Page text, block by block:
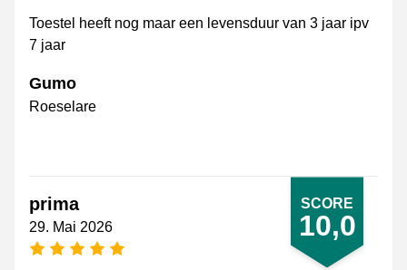
Toestel heeft nog maar een levensduur van 3 jaar ipv
7 jaar
Gumo
Roeselare
SCORE
10,0
prima
29. Mai 2026
[_General:NumberOfStarsPluralFormat]